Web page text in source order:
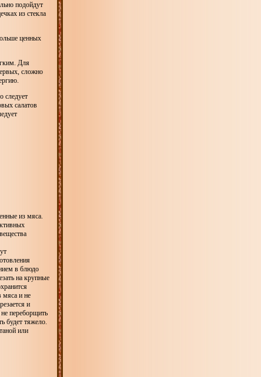
подойдут
из стекла
ценных
Для
сложно
следует
салатов
из мяса.
в блюдо
на крупные
мяса и не
и
переборщить
будет тяжело.
или